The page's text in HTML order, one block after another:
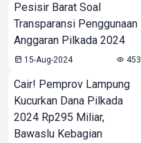
Pesisir Barat Soal
Transparansi Penggunaan
Anggaran Pilkada 2024
15-Aug-2024 453
Cair! Pemprov Lampung
Kucurkan Dana Pilkada
2024 Rp295 Miliar,
Bawaslu Kebagian